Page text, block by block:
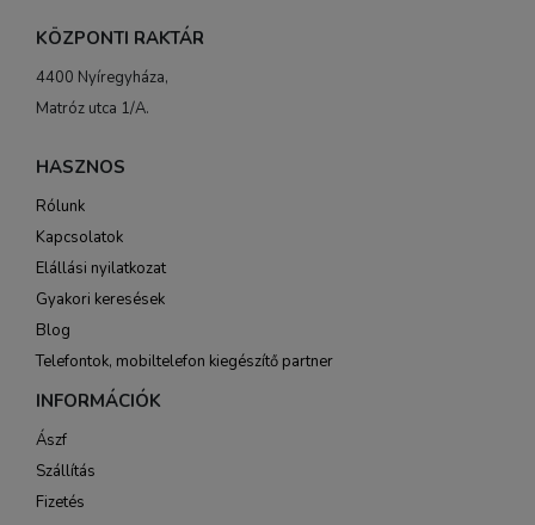
KÖZPONTI RAKTÁR
4400 Nyíregyháza,
Matróz utca 1/A.
HASZNOS
Rólunk
Kapcsolatok
Elállási nyilatkozat
Gyakori keresések
Blog
Telefontok, mobiltelefon kiegészítő partner
INFORMÁCIÓK
Ászf
Szállítás
Fizetés